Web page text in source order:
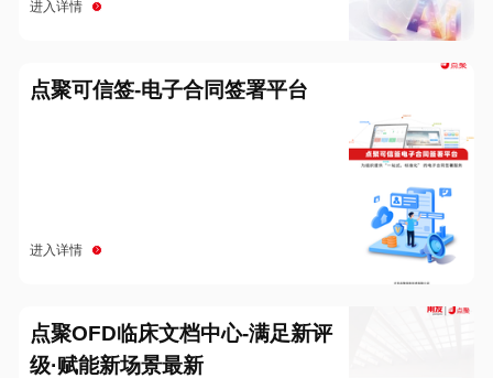
进入详情
点聚可信签-电子合同签署平台
进入详情
点聚OFD临床文档中心-满足新评
级·赋能新场景最新